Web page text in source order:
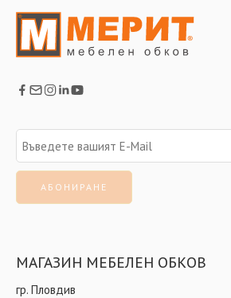
МАГАЗИН МЕБЕЛЕН ОБКОВ
гр. Пловдив